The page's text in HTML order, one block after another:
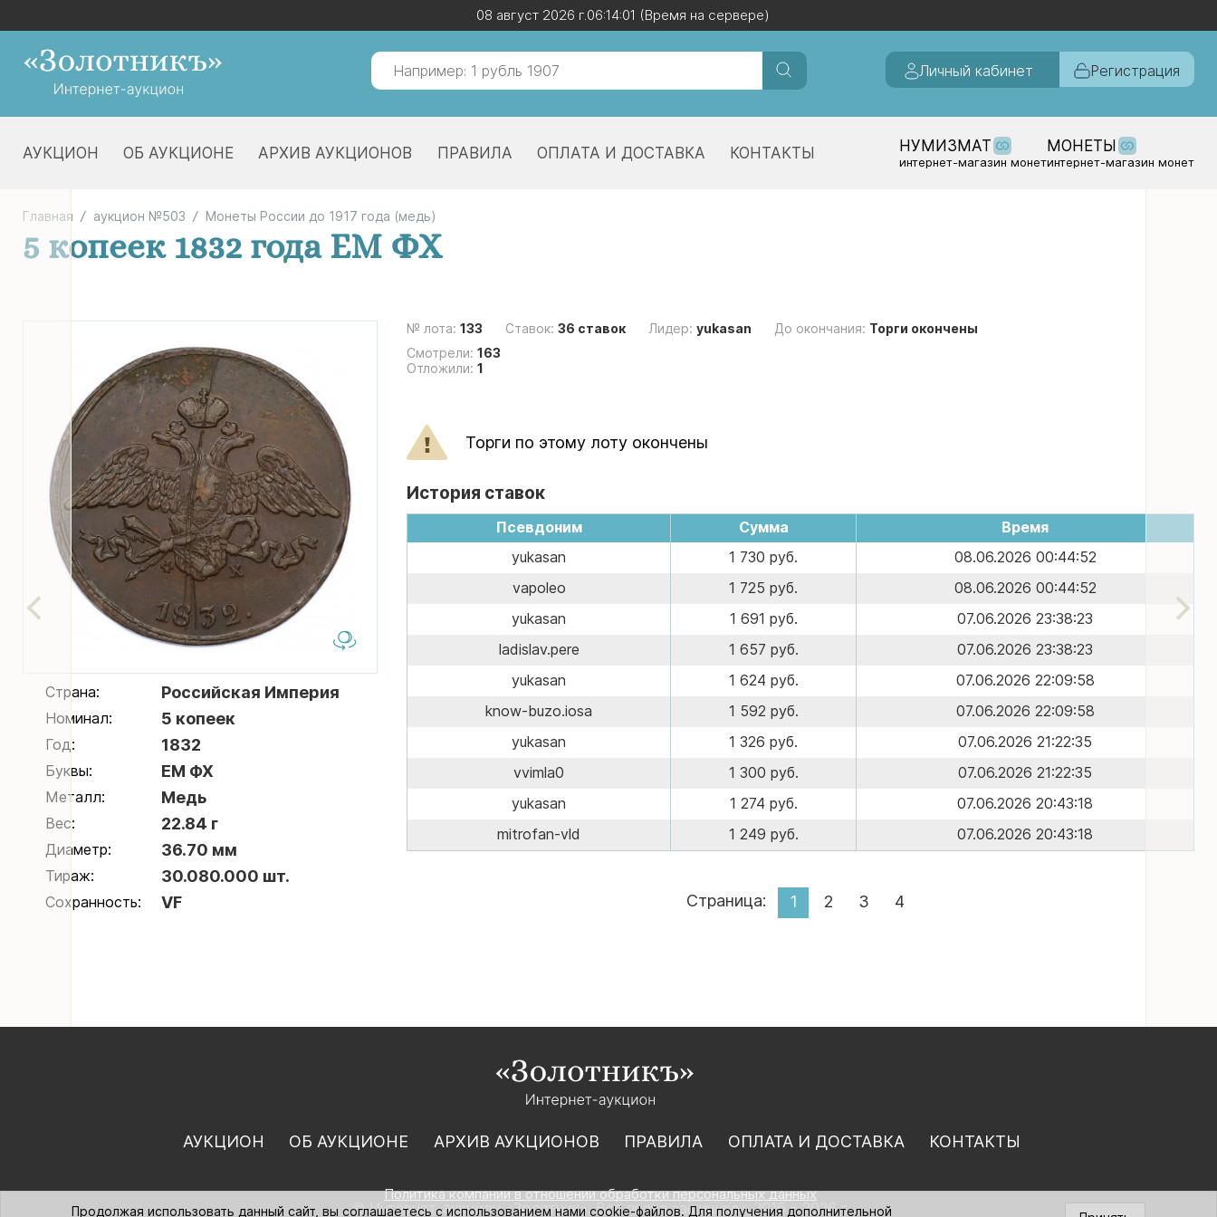
08 август 2026 г.06:14:02 (Время на сервере)
Личный кабинет Регистрация
АУКЦИОН ОБ АУКЦИОНЕ АРХИВ АУКЦИОНОВ ПРАВИЛА ОПЛАТА И ДОСТАВКА КОНТАКТЫ НУМИЗМАТ
интернет-магазин монет
МОНЕТЫ
интернет-магазин монет
08 август 2026 г.06:14:02 (Время на сервере)
Главная аукцион №503 Монеты России до 1917 года (медь)
5 копеек 1832 года ЕМ ФХ
Страна: Российская Империя
Номинал: 5 копеек
Год: 1832
Буквы: ЕМ ФХ
Металл: Медь
Вес: 22.84 г
Диаметр: 36.70 мм
Тираж: 30.080.000 шт.
Сохранность: VF
№ лота: 133 Ставок: 36 ставок Лидер: yukasan До окончания: Торги окончены
Смотрели: 163
Отложили: 1
Торги по этому лоту окончены
История ставок
Псевдоним Сумма
Время
yukasan
1 730 руб.
08.06.2026 00:44:52
vapoleo
1 725 руб.
08.06.2026 00:44:52
yukasan
1 691 руб.
07.06.2026 23:38:23
ladislav.pere
1 657 руб.
07.06.2026 23:38:23
yukasan
1 624 руб.
07.06.2026 22:09:58
know-buzo.iosa
1 592 руб.
07.06.2026 22:09:58
yukasan
1 326 руб.
07.06.2026 21:22:35
vvimla0
1 300 руб.
07.06.2026 21:22:35
yukasan
1 274 руб.
07.06.2026 20:43:18
mitrofan-vld
1 249 руб. 07.06.2026 20:43:18
Страница: 1 2 3 4
АУКЦИОН ОБ АУКЦИОНЕ АРХИВ АУКЦИОНОВ ПРАВИЛА ОПЛАТА И ДОСТАВКА КОНТАКТЫ
Политика компании в отношении обработки персональных данных
© Интернет-аукцион «Золотник». Все права защищены. 2016 – 2026 г.
Продолжая использовать данный сайт, вы соглашаетесь с использованием нами cookie-файлов. Для получения дополнительной